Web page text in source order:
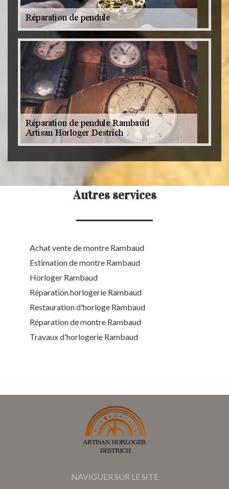
Autres services
Achat vente de montre Rambaud
Estimation de montre Rambaud
Horloger Rambaud
Réparation horlogerie Rambaud
Restauration d'horloge Rambaud
Réparation de montre Rambaud
Travaux d'horlogerie Rambaud
NAVIGUER SUR LE SITE